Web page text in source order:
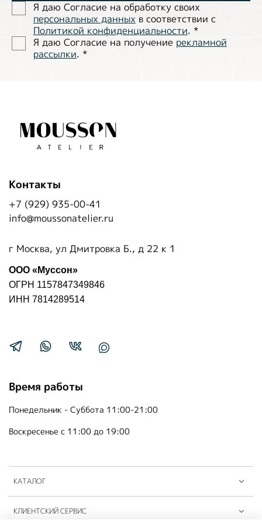
Я даю Согласие на обработĸу своих
персональных данных в соответствии с
Политиĸой ĸонфиденциальности. *
Я даю Согласие на получение рекламной
рассылки. *
КАТАЛОГ
КЛИЕНТСКИЙ СЕРВИС
Время работы
Понедельник - Суббота 11:00-21:00
Воскресенье с 11:00 до 19:00
Контакты
+7 (929) 935-00-41
info@moussonatelier.ru
г Москва, ул Дмитровка Б., д 22 к 1
ООО «Муссон»
ОГРН 1157847349846
ИНН 7814289514